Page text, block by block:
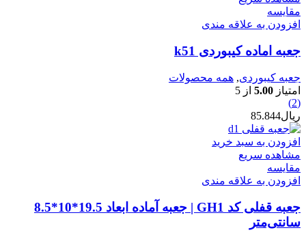
مقایسه
افزودن به علاقه مندی
جعبه اماده کیبوردی k51
جعبه کیبوردی, همه محصولات
امتیاز 5.00 از 5
(2)
ریال85.844
افزودن به سبد خرید
مشاهده سریع
مقایسه
افزودن به علاقه مندی
جعبه قفلی کد GH1 | جعبه آماده ابعاد 19.5*10*8.5
سانتی‌متر